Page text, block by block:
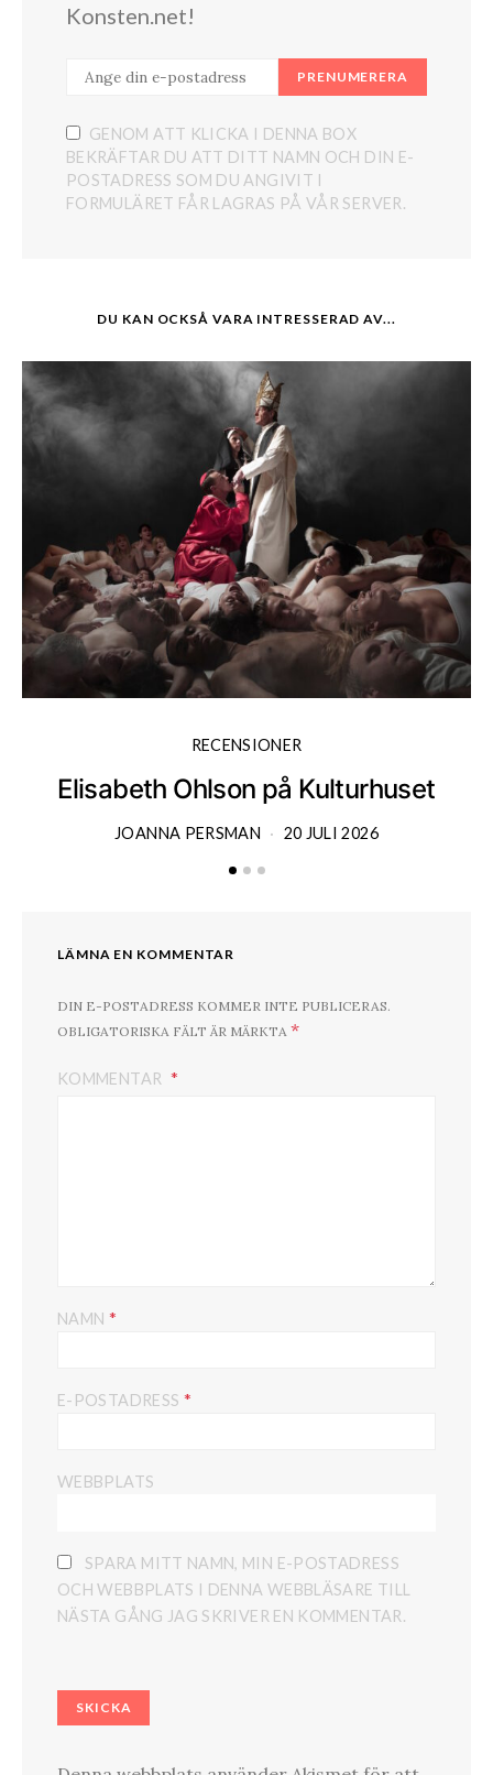
Konsten.net!
PRENUMERERA
GENOM ATT KLICKA I DENNA BOX
BEKRÄFTAR DU ATT DITT NAMN OCH DIN E-
POSTADRESS SOM DU ANGIVIT I
FORMULÄRET FÅR LAGRAS PÅ VÅR SERVER.
DU KAN OCKSÅ VARA INTRESSERAD AV...
RECENSIONER
Elisabeth Ohlson på Kulturhuset
JOANNA PERSMAN 20 JULI 2026
LÄMNA EN KOMMENTAR
DIN E-POSTADRESS KOMMER INTE PUBLICERAS.
OBLIGATORISKA FÄLT ÄR MÄRKTA *
KOMMENTAR
NAMN *
E-POSTADRESS *
WEBBPLATS
SPARA MITT NAMN, MIN E-POSTADRESS
OCH WEBBPLATS I DENNA WEBBLÄSARE TILL
NÄSTA GÅNG JAG SKRIVER EN KOMMENTAR.